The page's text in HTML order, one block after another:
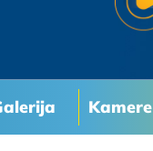
Kamere